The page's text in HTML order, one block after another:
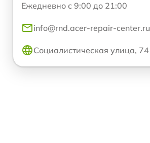
Ежедневно с 9:00 до 21:00
info@rnd.acer-repair-center.ru
Социалистическая улица, 74